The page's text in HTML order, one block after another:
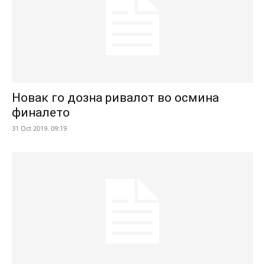
Новак го дозна ривалот во осмина
финалето
31 Oct 2019. 09:19